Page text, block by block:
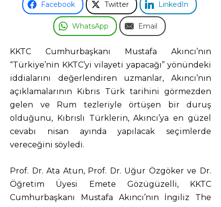
Facebook Twitter LinkedIn
WhatsApp Email
KKTC Cumhurbaşkanı Mustafa Akıncı’nın
“Türkiye’nin KKTC’yi vilayeti yapacağı” yönündeki
iddialarını değerlendiren uzmanlar, Akıncı’nın
açıklamalarının Kıbrıs Türk tarihini görmezden
gelen ve Rum tezleriyle örtüşen bir duruş
olduğunu, Kıbrıslı Türklerin, Akıncı’ya en güzel
cevabı nisan ayında yapılacak seçimlerde
vereceğini söyledi.
Prof. Dr. Ata Atun, Prof. Dr. Uğur Özgöker ve Dr.
Öğretim Üyesi Emete Gözügüzelli, KKTC
Cumhurbaşkanı Mustafa Akıncı’nın İngiliz The